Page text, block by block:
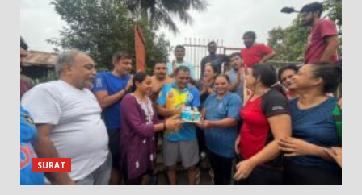
SURAT